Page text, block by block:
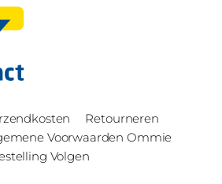
Retourneren
Voorwaarden Ommie
Volgen